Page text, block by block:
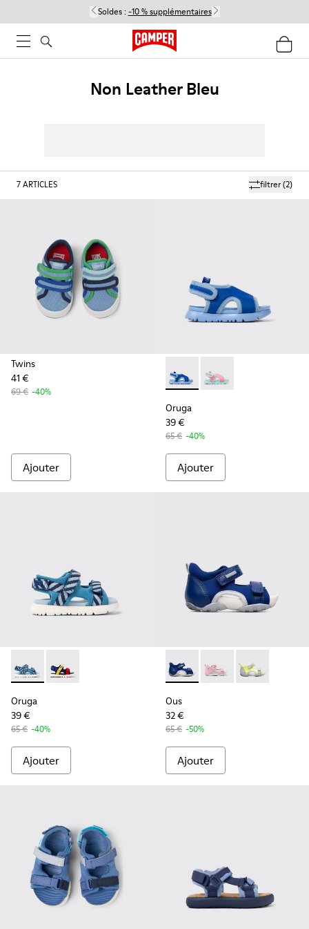
Soldes : -10 % supplémentaires
Non Leather Bleu
filtrer(2)
7ARTICLES
Twins
41 €
69 € -40%
Ajouter
Oruga - K800562-001 -
Oruga - K800562-
Oruga
39 €
65 € -40%
Ajouter
Oruga - K800527-001 - Sandales en tissu bleu pour enfant
Oruga - K800527-003
Oruga
39 €
65 € -40%
Ajouter
Ous - K800368-002 - Blue
Ous - K800368-008
Ous -
Ous
32 €
65 € -50%
Ajouter